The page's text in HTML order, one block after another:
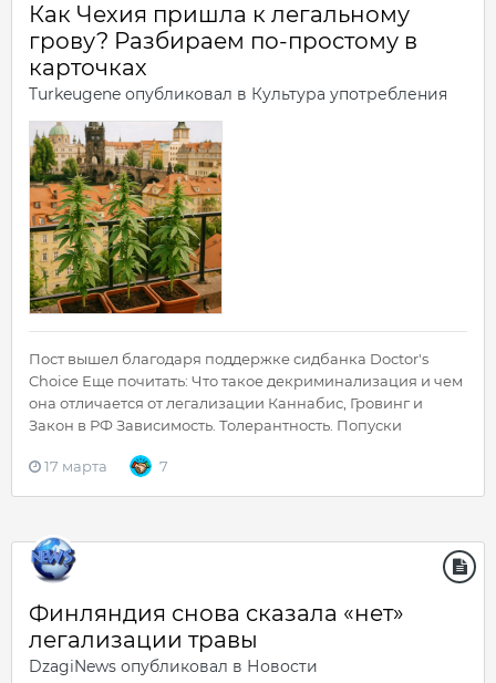
Как Чехия пришла к легальному
грову? Разбираем по-простому в
карточках
Turkeugene опубликовал в Культура употребления
Пост вышел благодаря поддержке сидбанка Doctor's
Choice Еще почитать: Что такое декриминализация и чем
она отличается от легализации Каннабис, Гровинг и
Закон в РФ Зависимость. Толерантность. Попуски
17 марта 7
Финляндия снова сказала «нет»
легализации травы
DzagiNews опубликовал в Новости